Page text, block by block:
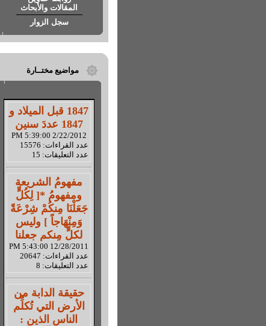
المقالات والأبحاث
سجل الزوار
مواضيع مختــارة
1847 قبل الميلاد و
1847 عددَ سنين
2/22/2012 5:39:00 PM
عدد القراءات: 15576
عدد التعليقات: 15
مفهومُ الشريعة
ومفهومُ *[ لِكُلٍّ
جَعَلْنَا مِنكُمْ شِرْعَةً
وَمِنْهَاجاً ] وليس
لكلٍّ مِنكم جعلنا
12/28/2011 5:43:00 PM
عدد القراءات: 20647
عدد التعليقات: 8
حقيقة الدابة من
الأرض التي تُكلِّم
الناس الذين :